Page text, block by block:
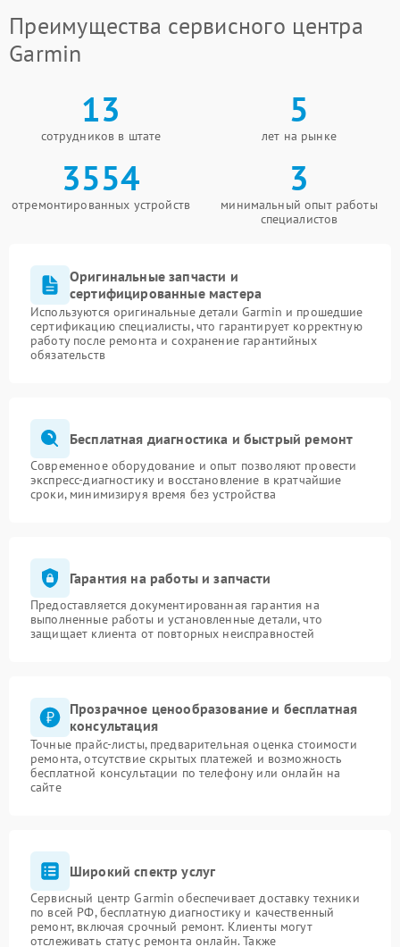
Преимущества сервисного центра
Garmin
13
сотрудников в штате
5
лет на рынке
3554
отремонтированных устройств
3
минимальный опыт работы
специалистов
Оригинальные запчасти и
сертифицированные мастера
Используются оригинальные детали Garmin и прошедшие
сертификацию специалисты, что гарантирует корректную
работу после ремонта и сохранение гарантийных
обязательств
Бесплатная диагностика и быстрый ремонт
Современное оборудование и опыт позволяют провести
экспресс-диагностику и восстановление в кратчайшие
сроки, минимизируя время без устройства
Гарантия на работы и запчасти
Предоставляется документированная гарантия на
выполненные работы и установленные детали, что
защищает клиента от повторных неисправностей
Прозрачное ценообразование и бесплатная
консультация
Точные прайс-листы, предварительная оценка стоимости
ремонта, отсутствие скрытых платежей и возможность
бесплатной консультации по телефону или онлайн на
сайте
Широкий спектр услуг
Сервисный центр Garmin обеспечивает доставку техники
по всей РФ, бесплатную диагностику и качественный
ремонт, включая срочный ремонт. Клиенты могут
отслеживать статус ремонта онлайн. Также